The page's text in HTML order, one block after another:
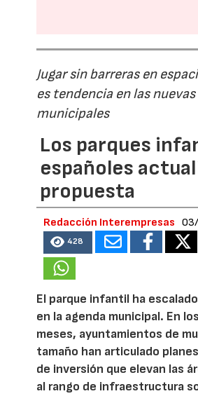
Jugar sin barreras en
es tendencia en las
municipales
Los parques
españoles
propuesta
Redacción Interempresas
428
El parque infantil ha
en la agenda municipal. En
meses, ayuntamientos de
tamaño han articulado
de inversión que elevan las
al rango de infraestructura